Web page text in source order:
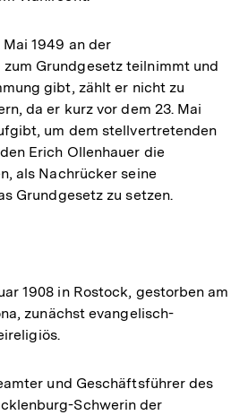
1949 an der
Grundgesetz teilnimmt und
gibt, zählt er nicht zu
da er kurz vor dem 23. Mai
um dem stellvertretenden
Erich Ollenhauer die
als Nachrücker seine
Grundgesetz zu setzen.
1908 in Rostock, gestorben am
zunächst evangelisch-
und Geschäftsführer des
Schwerin der